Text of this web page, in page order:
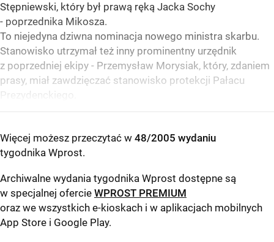
Stępniewski, który był prawą ręką Jacka Sochy
- poprzednika Mikosza.
To niejedyna dziwna nominacja nowego ministra skarbu.
Stanowisko utrzymał też inny prominentny urzędnik
z poprzedniej ekipy - Przemysław Morysiak, który, zdaniem
prasy, miał zawdzięczać stanowisko protekcji Pałacu
Prezydenckiego.
Więcej możesz przeczytać w 48/2005 wydaniu
tygodnika Wprost.
Archiwalne wydania tygodnika Wprost dostępne są
w specjalnej ofercie WPROST PREMIUM
oraz we wszystkich e-kioskach i w aplikacjach mobilnych
App Store i Google Play.